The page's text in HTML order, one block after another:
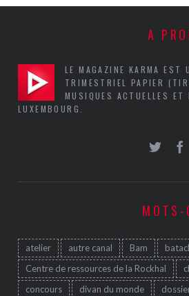
A
LE MAGAZINE KARMA EST
TRIMESTRIEL PAPIER
MUSIQUES ACTUELLES ET
LUXEMBOURG.
MOTS-
atelier autre canal Bam
Centre de ressources de la Rockhal
concours
divan du monde